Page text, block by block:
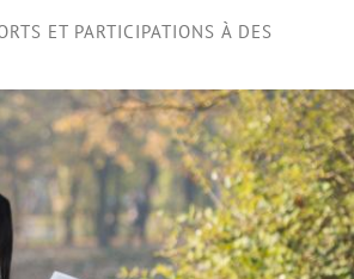
ET PARTICIPATIONS À DES